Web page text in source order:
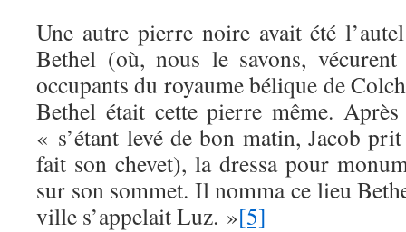
Une autre pierre noire avait été
Bethel (où, nous le savons, vécurent
occupants du royaume bélique de
Bethel était cette pierre même.
« s’étant levé de bon matin, Jacob
fait son chevet), la dressa pour
sur son sommet. Il nomma ce lieu
ville s’appelait Luz. »[5]